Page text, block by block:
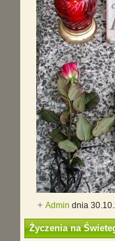
Admin dnia
Życzenia na